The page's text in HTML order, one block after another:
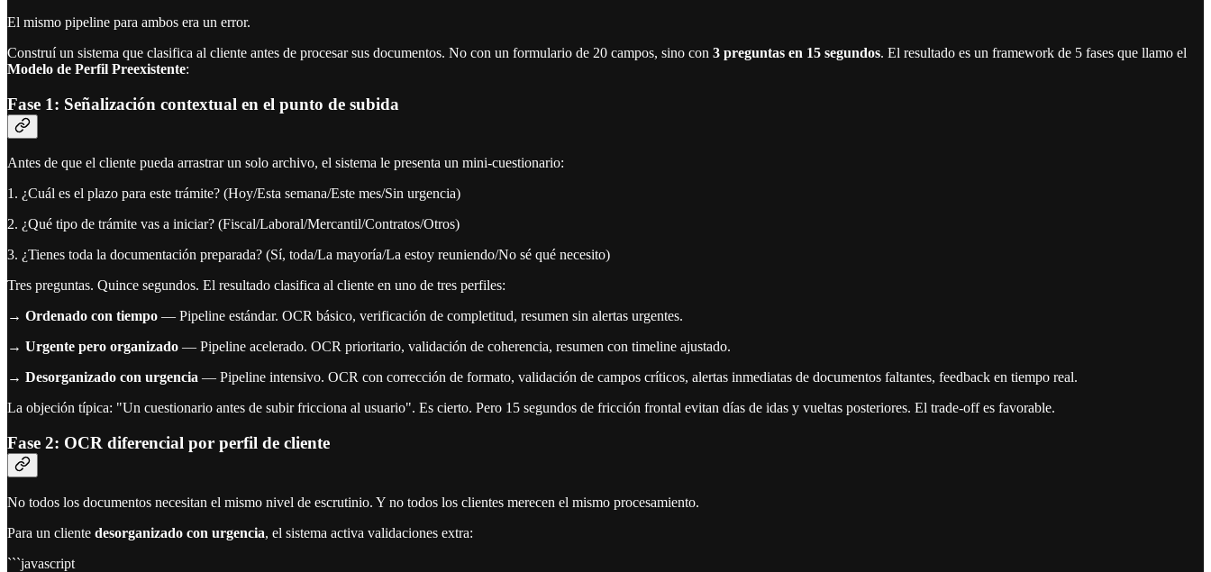
El mismo pipeline para ambos era un error.
Construí un sistema que clasifica al cliente antes de procesar sus documentos. No con un formulario de 20 campos, sino con 3 preguntas en 15 segundos. El resultado es un framework de 5 fases que llamo el
Modelo de Perfil Preexistente:
Fase 1: Señalización contextual en el punto de subida
Antes de que el cliente pueda arrastrar un solo archivo, el sistema le presenta un mini-cuestionario:
1. ¿Cuál es el plazo para este trámite? (Hoy/Esta semana/Este mes/Sin urgencia)
2. ¿Qué tipo de trámite vas a iniciar? (Fiscal/Laboral/Mercantil/Contratos/Otros)
3. ¿Tienes toda la documentación preparada? (Sí, toda/La mayoría/La estoy reuniendo/No sé qué necesito)
Tres preguntas. Quince segundos. El resultado clasifica al cliente en uno de tres perfiles:
→ Ordenado con tiempo — Pipeline estándar. OCR básico, verificación de completitud, resumen sin alertas urgentes.
→ Urgente pero organizado — Pipeline acelerado. OCR prioritario, validación de coherencia, resumen con timeline ajustado.
→ Desorganizado con urgencia — Pipeline intensivo. OCR con corrección de formato, validación de campos críticos, alertas inmediatas de documentos faltantes, feedback en tiempo real.
La objeción típica: "Un cuestionario antes de subir fricciona al usuario". Es cierto. Pero 15 segundos de fricción frontal evitan días de idas y vueltas posteriores. El trade-off es favorable.
Fase 2: OCR diferencial por perfil de cliente
No todos los documentos necesitan el mismo nivel de escrutinio. Y no todos los clientes merecen el mismo procesamiento.
Para un cliente desorganizado con urgencia, el sistema activa validaciones extra:
```javascript